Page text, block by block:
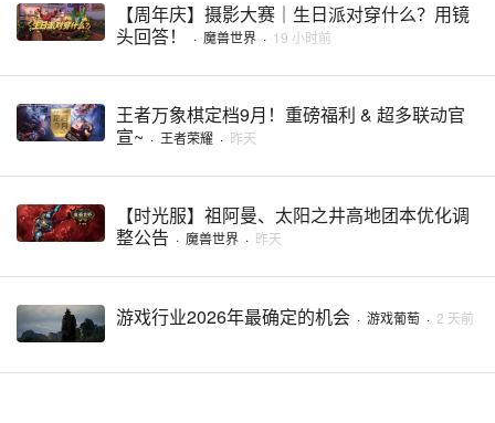
【周年庆】摄影大赛｜生日派对穿什么？用镜
头回答！
· 魔兽世界 · 19 小时前
王者万象棋定档9月！重磅福利 & 超多联动官
宣~ · 王者荣耀 · 昨天
【时光服】祖阿曼、太阳之井高地团本优化调
整公告 · 魔兽世界 · 昨天
游戏行业2026年最确定的机会 · 游戏葡萄 · 2 天前